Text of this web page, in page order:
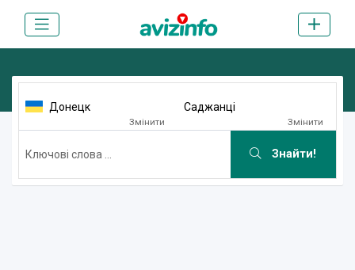
Донецк
Змінити
Саджанці
Змінити
Знайти!